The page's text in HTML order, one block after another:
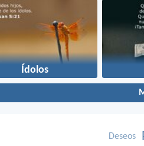
Ídolos
Deseos